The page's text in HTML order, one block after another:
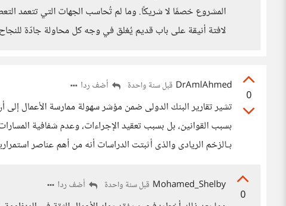
المشروع خصمًا لا شريكًا. وما لم تُحاسب الجهات التي تتعمد
لافتة أنيقة على باب قديم يُغلق في وجه كل محاولة جادّة
0
DrAmlAhmed قبل سنة واحدة أضف ردا
تشير تقارير البنك الدولى ضمن مؤشر سهولة ممارسة الأعمال
بسبب القوانين، بل بسبب تعقيد الإجراءات، وعدم شفافية
بـالزخم الريادى والذى أثبتت الدراسات أنه من أهم عناصر
0
Mohamed_Shelby قبل سنة واحدة أضف ردا